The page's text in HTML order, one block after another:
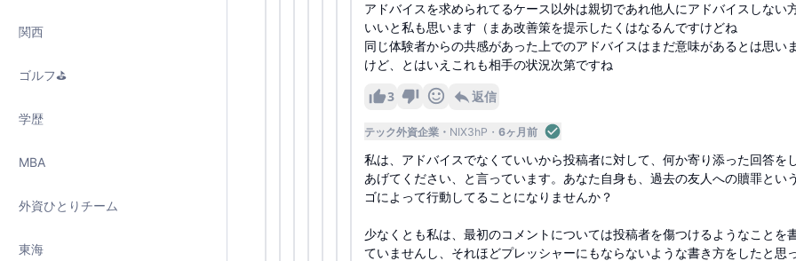
関西
ゴルフ⛳️
学歴
MBA
外資ひとりチーム
東海
アドバイスを求められてるケース以外は親切であれ他人にアドバイスしない
いいと私も思います（まあ改善策を提示したくはなるんですけどね
同じ体験者からの共感があった上でのアドバイスはまだ意味があるとは思い
けど、とはいえこれも相手の状況次第ですね
3 返信
テック外資企業 NIX3hP 6ヶ月前
私は、アドバイスでなくていいから投稿者に対して、何か寄り添った回答を
あげてください、と言っています。あなた自身も、過去の友人への贖罪とい
ゴによって行動してることになりませんか？
少なくとも私は、最初のコメントについては投稿者を傷つけるようなことを
ていませんし、それほどプレッシャーにもならないような書き方をしたと思